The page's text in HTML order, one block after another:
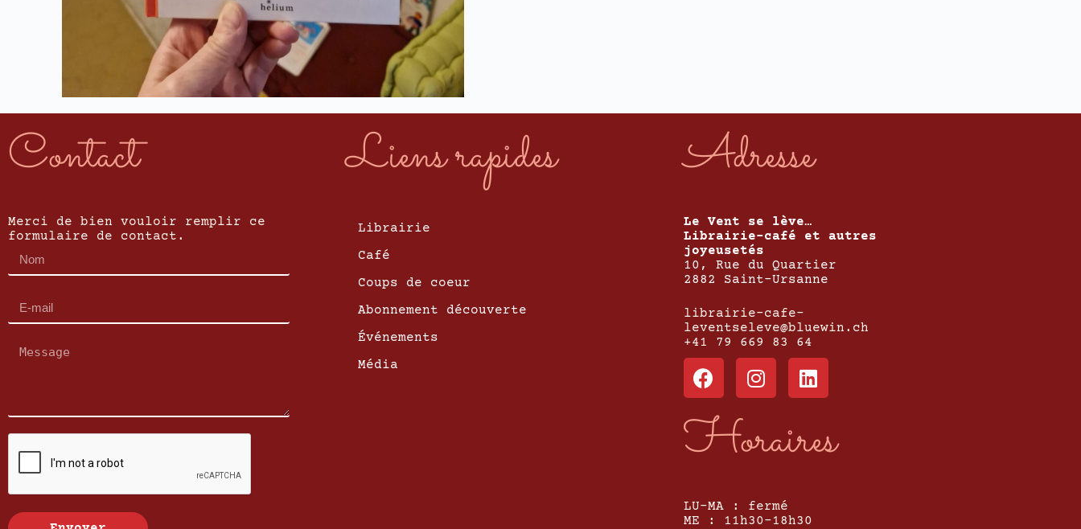
Contact
Merci de bien vouloir remplir ce
formulaire de contact.
Liens rapides
Librairie
Café
Coups de coeur
Abonnement découverte
Événements
Média
Adresse
Le Vent se lève…
Librairie-café et autres
joyeusetés
10, Rue du Quartier
2882 Saint-Ursanne
librairie-cafe-
leventseleve@bluewin.ch
+41 79 669 83 64
Horaires
LU-MA : fermé
ME : 11h30-18h30